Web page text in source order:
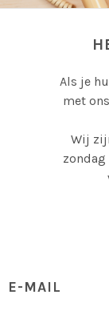
Als je
met
Wij
E-MAIL